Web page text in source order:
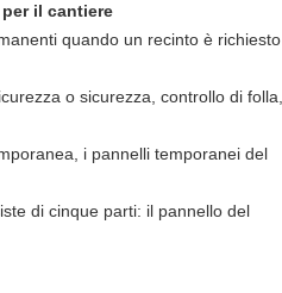
il cantiere
quando un recinto è richiesto
o sicurezza, controllo di folla,
i pannelli temporanei del
di cinque parti: il pannello del